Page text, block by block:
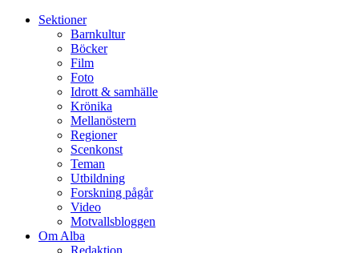
Sektioner
Barnkultur
Böcker
Film
Foto
Idrott & samhälle
Krönika
Mellanöstern
Regioner
Scenkonst
Teman
Utbildning
Forskning pågår
Video
Motvallsbloggen
Om Alba
Redaktion